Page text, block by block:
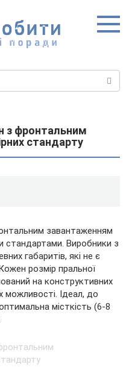
з фронтальним
стандарту
завантаженням
стандартами. Виробники з
габаритів, які не є
розмір пральної
на конструктивних
можливості. Ідеал, до
місткість (6-8